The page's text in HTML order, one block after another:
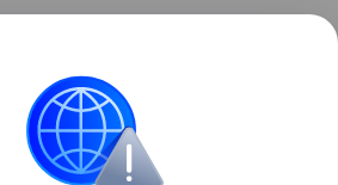
Опытные
(КРС) может получать
управления